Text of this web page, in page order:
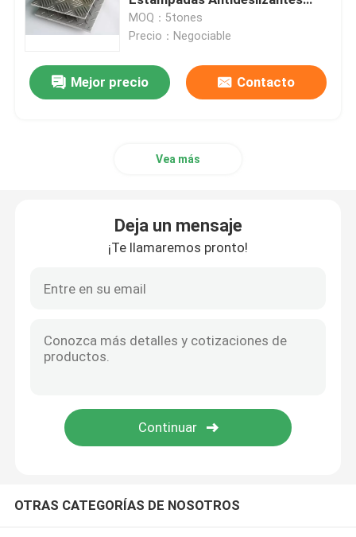
Pida una cita
Barra de aluminio 7075
Barra plana de aluminio
hoja de aluminio grabada en relieve
Placa de aluminio
Hoja de aluminio para aeronaves
Para Piso de Autobús
MOQ：5tones
Precio：Negociable
Mejor precio Contacto
Vea más
Deja un mensaje
¡Te llamaremos pronto!
OTRAS CATEGORÍAS DE NOSOTROS